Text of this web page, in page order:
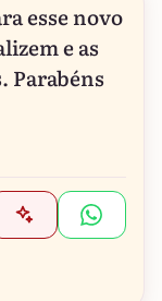
esse novo
e as
Parabéns